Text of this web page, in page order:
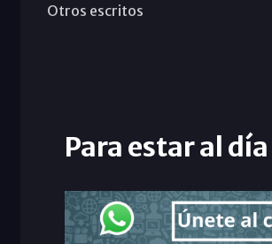
Otros escritos
Para estar al día